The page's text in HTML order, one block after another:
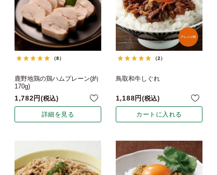
（8）
鹿野地鶏の鶏ハムプレーン(約
170g)
1,782 税込
詳細を見る
（2）
鳥取和牛しぐれ
1,188 税込
カートに入れる